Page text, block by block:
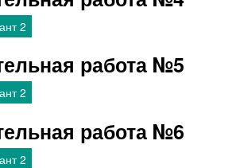
2
работа №5
2
работа №6
2